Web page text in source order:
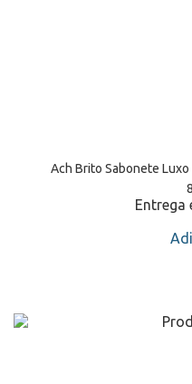
Ach Brito Sabonete
Entrega